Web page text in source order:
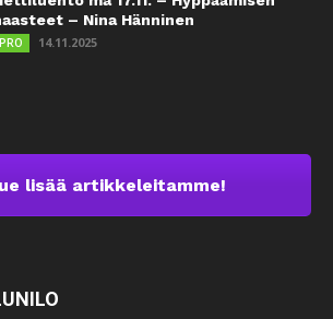
– Nina Hänninen
PRO 14.11.2025
lisää artikkeleitamme!